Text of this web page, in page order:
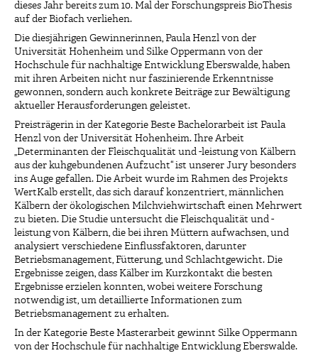
dieses Jahr bereits zum 10. Mal der Forschungspreis BioThesis
auf der Biofach verliehen.
Die diesjährigen Gewinnerinnen, Paula Henzl von der
Universität Hohenheim und Silke Oppermann von der
Hochschule für nachhaltige Entwicklung Eberswalde, haben
mit ihren Arbeiten nicht nur faszinierende Erkenntnisse
gewonnen, sondern auch konkrete Beiträge zur Bewältigung
aktueller Herausforderungen geleistet.
Preisträgerin in der Kategorie Beste Bachelorarbeit ist Paula
Henzl von der Universität Hohenheim. Ihre Arbeit
„Determinanten der Fleischqualität und -leistung von Kälbern
aus der kuhgebundenen Aufzucht“ ist unserer Jury besonders
ins Auge gefallen. Die Arbeit wurde im Rahmen des Projekts
WertKalb erstellt, das sich darauf konzentriert, männlichen
Kälbern der ökologischen Milchviehwirtschaft einen Mehrwert
zu bieten. Die Studie untersucht die Fleischqualität und -
leistung von Kälbern, die bei ihren Müttern aufwachsen, und
analysiert verschiedene Einflussfaktoren, darunter
Betriebsmanagement, Fütterung, und Schlachtgewicht. Die
Ergebnisse zeigen, dass Kälber im Kurzkontakt die besten
Ergebnisse erzielen konnten, wobei weitere Forschung
notwendig ist, um detaillierte Informationen zum
Betriebsmanagement zu erhalten.
In der Kategorie Beste Masterarbeit gewinnt Silke Oppermann
von der Hochschule für nachhaltige Entwicklung Eberswalde.